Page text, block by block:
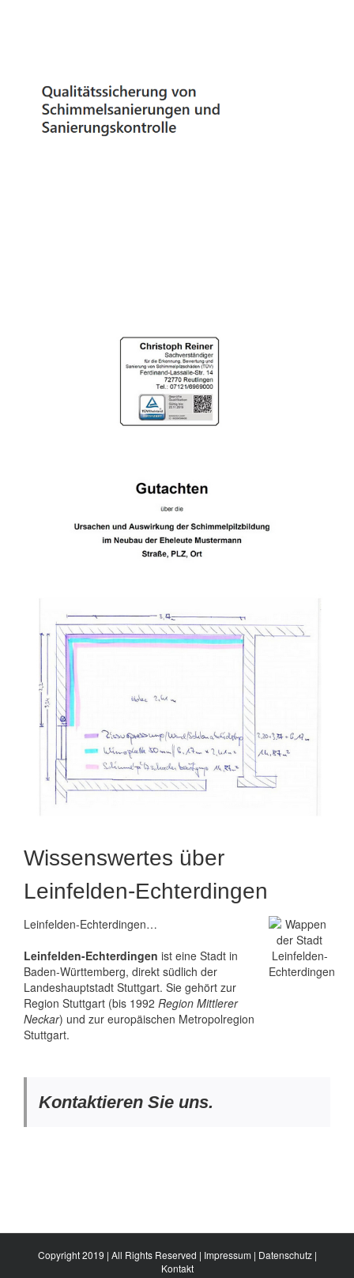
Wissenswertes über
Leinfelden-Echterdingen
Leinfelden-Echterdingen…
Leinfelden-Echterdingen ist eine Stadt in
Baden-Württemberg, direkt südlich der
Landeshauptstadt Stuttgart. Sie gehört zur
Region Stuttgart (bis 1992 Region Mittlerer
Neckar) und zur europäischen Metropolregion
Stuttgart.
Kontaktieren Sie uns.
Copyright 2019 | All Rights Reserved | Impressum | Datenschutz|
Kontakt